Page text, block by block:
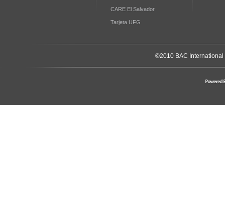
CARE El Salvador
Tarjeta UFG
©2010 BAC International